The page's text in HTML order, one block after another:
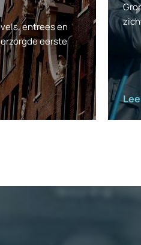
entrees en
eerste